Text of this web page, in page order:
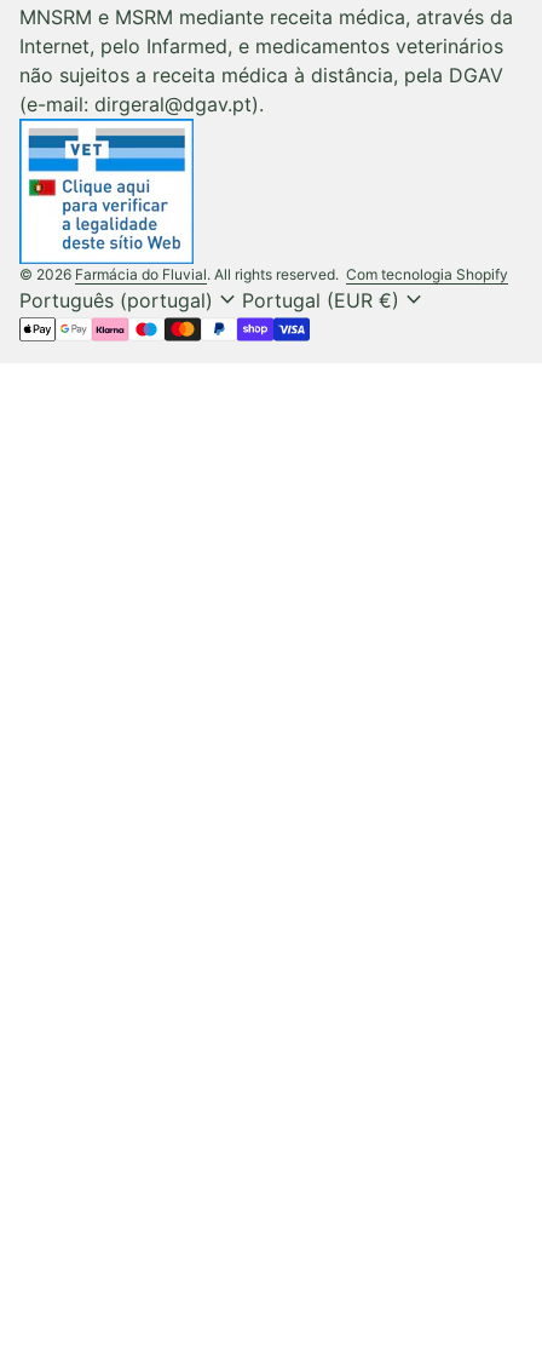
MNSRM e MSRM mediante receita médica, através da
Internet, pelo Infarmed, e medicamentos veterinários
não sujeitos a receita médica à distância, pela DGAV
(e-mail: dirgeral@dgav.pt).
© 2026 Farmácia do Fluvial. All rights reserved. Com tecnologia Shopify
Português (portugal) expand_more Portugal (EUR €) expand_more
Métodos de pagamento